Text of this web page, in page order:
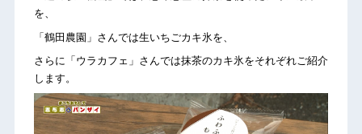
を、
「鶴田農園」さんでは生いちごカキ氷を、
さらに「ウラカフェ」さんでは抹茶のカキ氷をそれぞれご紹介
します。